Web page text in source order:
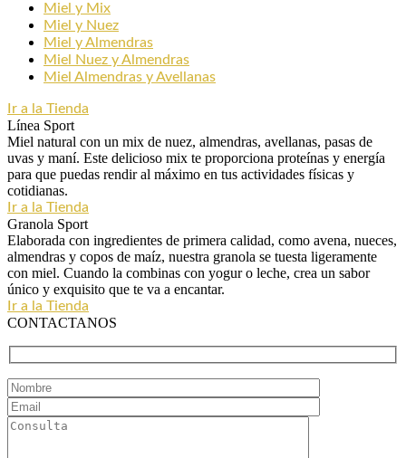
Miel y Mix
Miel y Nuez
Miel y Almendras
Miel Nuez y Almendras
Miel Almendras y Avellanas
Ir a la Tienda
Línea Sport
Miel natural con un mix de nuez, almendras, avellanas, pasas de
uvas y maní. Este delicioso mix te proporciona proteínas y energía
para que puedas rendir al máximo en tus actividades físicas y
cotidianas.
Ir a la Tienda
Granola Sport
Elaborada con ingredientes de primera calidad, como avena, nueces,
almendras y copos de maíz, nuestra granola se tuesta ligeramente
con miel. Cuando la combinas con yogur o leche, crea un sabor
único y exquisito que te va a encantar.
Ir a la Tienda
CONTACTANOS